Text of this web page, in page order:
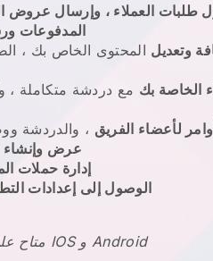
طلبات العملاء ، وإرسال عروض
المدفوعات
وتعديل المحتوى الخاص بك ،
الخاصة بك مع دردشة متكاملة ،
لأعضاء الفريق
عرض وإنشاء
إدارة حملات
الوصول إلى إعدادات
تطبيق Blackbell متاح على IOS و Android